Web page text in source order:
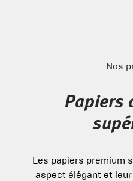
Nos
Papiers
Les papiers premium
aspect élégant et